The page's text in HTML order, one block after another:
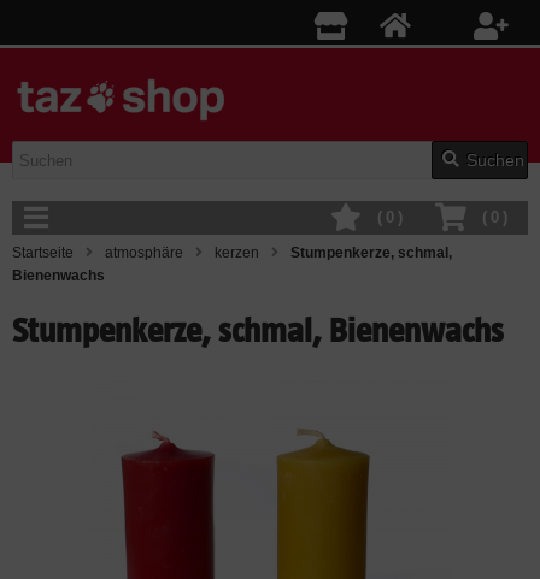
Suchen
( 0 )
( 0 )
Startseite atmosphäre kerzen
Stumpenkerze, schmal,
Bienenwachs
Stumpenkerze, schmal, Bienenwachs